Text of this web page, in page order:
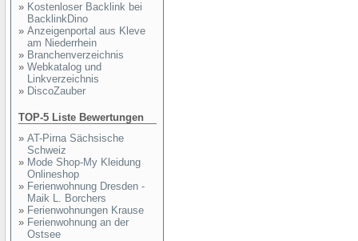
» Kostenloser Backlink bei
BacklinkDino
» Anzeigenportal aus Kleve
am Niederrhein
» Branchenverzeichnis
» Webkatalog und
Linkverzeichnis
» DiscoZauber
TOP-5 Liste Bewertungen
» AT-Pirna Sächsische
Schweiz
» Mode Shop-My Kleidung
Onlineshop
» Ferienwohnung Dresden -
Maik L. Borchers
» Ferienwohnungen Krause
» Ferienwohnung an der
Ostsee